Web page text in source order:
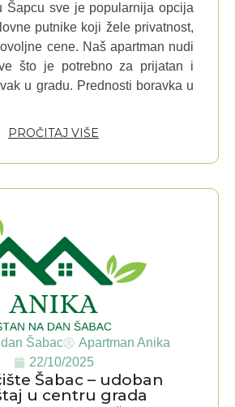
Šapcu sve je popularnija opcija
putnike koji žele privatnost,
cene. Naš apartman nudi
što je potrebno za prijatan i
u gradu. Prednosti boravka u
PROČITAJ VIŠE
Šabac
Apartman Anika
22/10/2025
Šabac – udoban
u centru grada